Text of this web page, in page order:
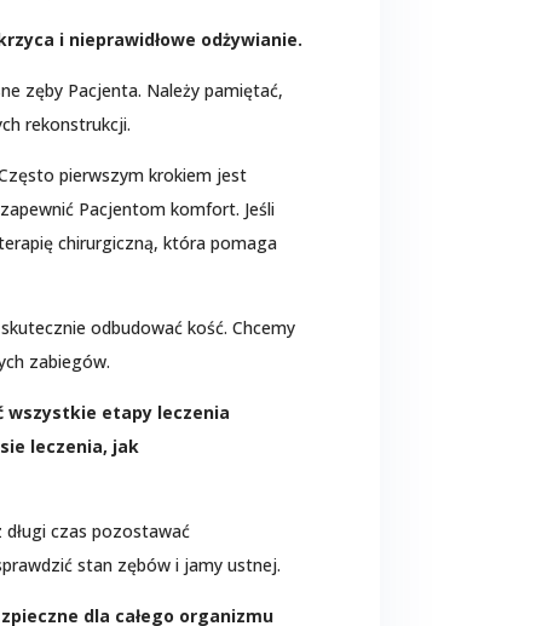
i nieprawidłowe odżywianie.
zęby Pacjenta. Należy pamiętać,
rekonstrukcji.
pierwszym krokiem jest
Pacjentom komfort. Jeśli
chirurgiczną, która pomaga
odbudować kość. Chcemy
zabiegów.
wszystkie etapy leczenia
leczenia, jak
czas pozostawać
stan zębów i jamy ustnej.
dla całego organizmu